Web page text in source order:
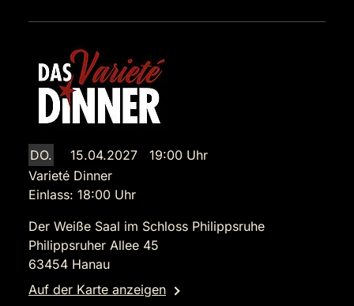
DO.
15.04.2027 19:00 Uhr
Varieté Dinner
Einlass: 18:00 Uhr
Der Weiße Saal im Schloss Philippsruhe
Philippsruher Allee 45
63454 Hanau
Auf der Karte anzeigen